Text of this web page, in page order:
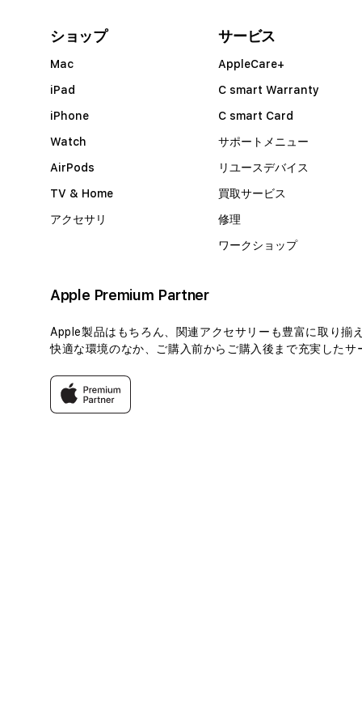
ショップ
Mac
iPad
iPhone
Watch
AirPods
TV & Home
アクセサリ
サービス
AppleCare+
C smart Warranty
C smart Card
サポートメニュー
リユースデバイス
買取サービス
修理
ワークショップ
Apple Premium Partner
Apple製品はもちろん、関連アクセサリーも豊富に取り揃
快適な環境のなか、ご購入前からご購入後まで充実した